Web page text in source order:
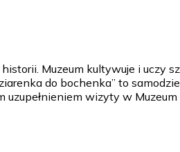
Muzeum kultywuje i
do bochenka” to
uzupełnieniem wizyty w Muzeum